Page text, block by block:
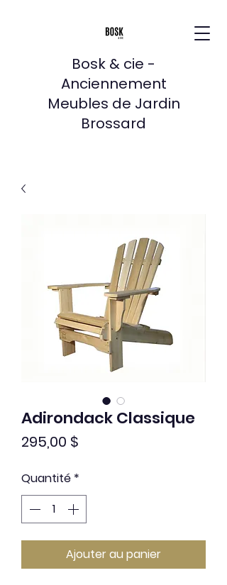
Bosk & cie -
Anciennement
Meubles de Jardin
Brossard
Adirondack Classique
295,00 $
Quantité *
Ajouter au panier